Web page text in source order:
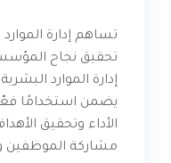
تساهم إدارة
تحقيق نجاح
إدارة الموارد
يضمن استخدامًا
الأداء وتحقيق
مشاركة الموظفين